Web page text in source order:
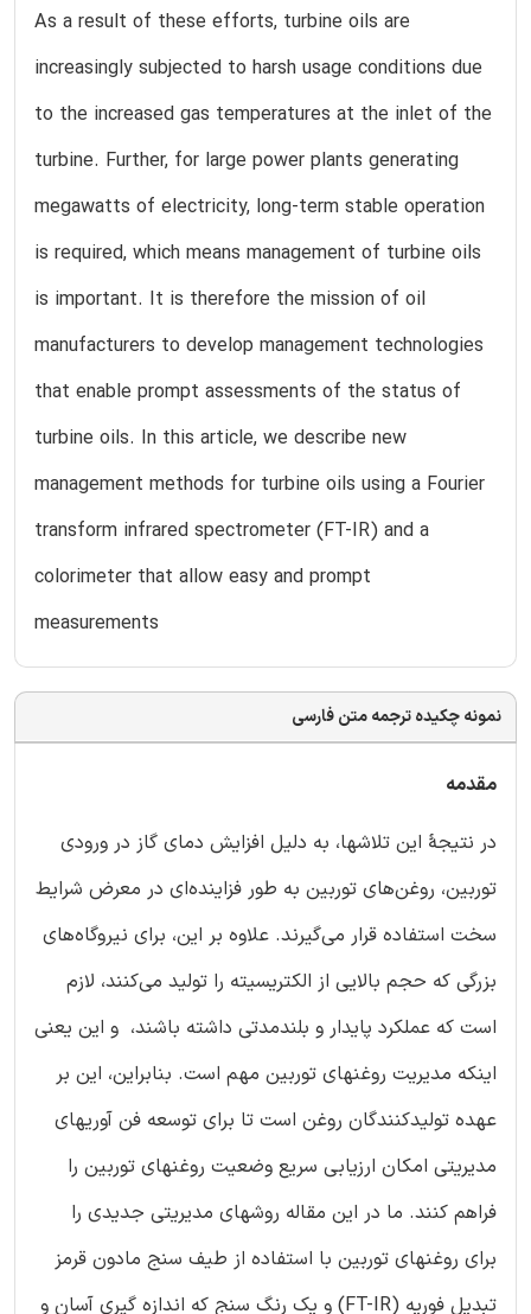
As a result of these efforts, turbine oils are
increasingly subjected to harsh usage conditions due
to the increased gas temperatures at the inlet of the
turbine. Further, for large power plants generating
megawatts of electricity, long-term stable operation
is required, which means management of turbine oils
is important. It is therefore the mission of oil
manufacturers to develop management technologies
that enable prompt assessments of the status of
turbine oils. In this article, we describe new
management methods for turbine oils using a Fourier
transform infrared spectrometer (FT-IR) and a
colorimeter that allow easy and prompt
measurements
نمونه چکیده ترجمه متن فارسی
مقدمه
در نتیجۀ این تلاشها، به دلیل افزایش دمای گاز در ورودی
توربین، روغن‌های توربین به طور فزاینده‌ای در معرض شرایط
سخت استفاده قرار می‌گیرند. علاوه بر این، برای نیروگاه‌های
بزرگی که حجم بالایی از الکتریسیته را تولید می‌کنند، لازم
است که عملکرد پایدار و بلندمدتی داشته باشند، و این یعنی
اینکه مدیریت روغنهای توربین مهم است. بنابراین، این بر
عهده تولیدکنندگان روغن است تا برای توسعه فن آوریهای
مدیریتی امکان ارزیابی سریع وضعیت روغنهای توربین را
فراهم کنند. ما در این مقاله روشهای مدیریتی جدیدی را
برای روغنهای توربین با استفاده از طیف سنج مادون قرمز
تبدیل فوریه (FT-IR) و یک رنگ سنج که اندازه گیری آسان و